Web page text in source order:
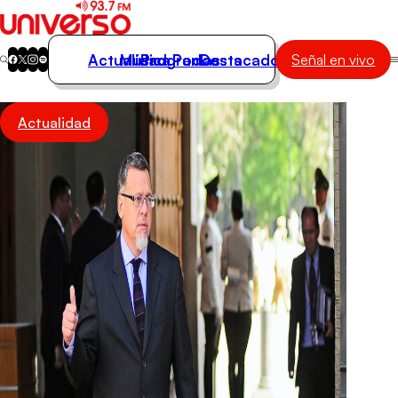
Actualidad
Música
Podcasts
Destacados
Actualidad
Música
Programas
Podcasts
Destacados Señal en vivo
Actualidad